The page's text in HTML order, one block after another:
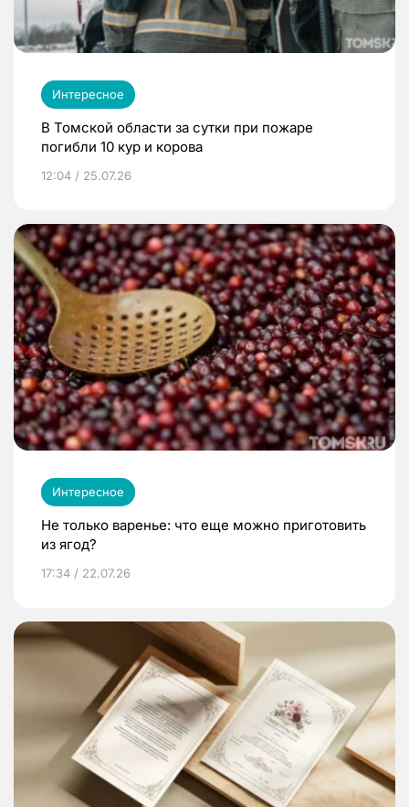
Интересное
В Томской области за сутки при пожаре
погибли 10 кур и корова
12:04 / 25.07.26
Интересное
Не только варенье: что еще можно приготовить
из ягод?
17:34 / 22.07.26